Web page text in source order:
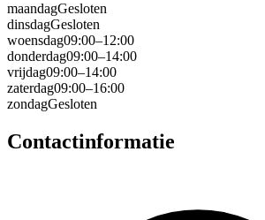
maandagGesloten
dinsdagGesloten
woensdag09:00–12:00
donderdag09:00–14:00
vrijdag09:00–14:00
zaterdag09:00–16:00
zondagGesloten
Contactinformatie